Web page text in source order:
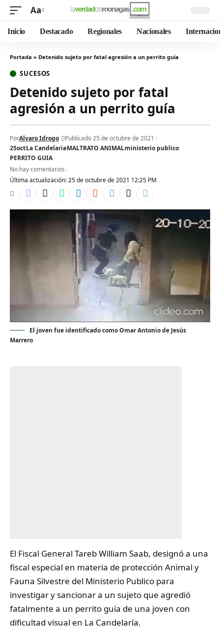
Aa
Inicio Destacado Regionales Nacionales
Portada » Detenido sujeto por fatal agresión a un perrito guía
SUCESOS
Detenido sujeto por fatal
agresión a un perrito guía
Última actualización: 25 de octubre de 2021 12:25 PM
PorAlvaro Idrogo
Publicado 25 de octubre de 2021
25octLa CandelariaMALTRATO ANIMALministerio publico
PERRITO GUIA
No hay comentarios
El joven fue identificado como Omar Antonio de Jesús
Marrero
El Fiscal General Tareb William Saab, designó a una
fiscal especial en materia de protección Animal y
Fauna Silvestre del Ministerio Publico para
investigar y sancionar a un sujeto que agredió
fatalmente a un perrito guía de una joven con
dificultad visual en La Candelaría.